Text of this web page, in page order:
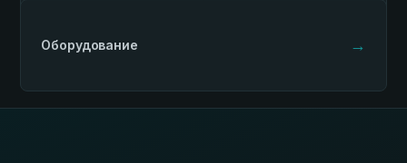
Оборудование →